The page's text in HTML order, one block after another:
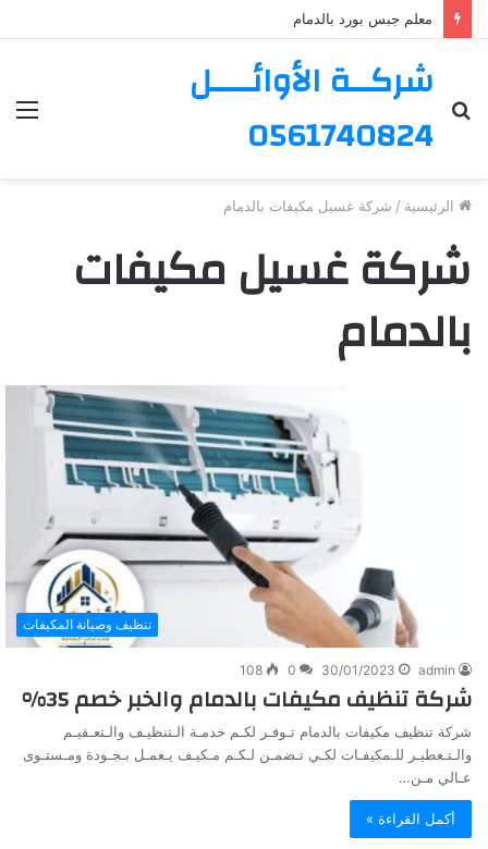
معلم جبس بورد بالدمام
شركــة الأوائــــل
0561740824عن
الرئيسية / شركة غسيل مكيفات بالدمام
شركة غسيل مكيفات
بالدمام
تنظيف وصيانة المكيفات
admin
30/01/2023
0
108
شركة تنظيف مكيفات بالدمام والخبر خصم 35%
شركة تنظيف مكيفات بالدمام تـوفـر لكـم خدمـة الـتنظيـف والـتعـقيـم
والـتـعطيـر للـمكيفـات لكـي تـضمـن لـكـم مـكيـف يـعمـل بـجـودة ومـستـوى
عـالي مـن…
أكمل القراءة »